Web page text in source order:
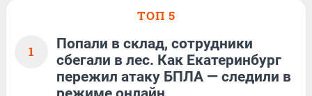
ТОП 5
1
Попали в склад, сотрудники
сбегали в лес. Как Екатеринбург
пережил атаку БПЛА — следили в